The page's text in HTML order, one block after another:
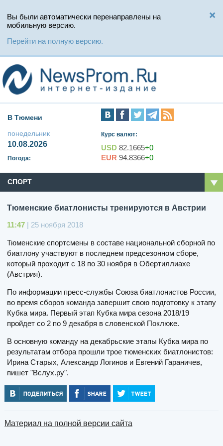
Вы были автоматически перенаправлены на
мобильную версию.
Перейти на полную версию.
В Тюмени
понедельник
10.08.2026
Погода:
Курс валют:
USD 82.1665+0
EUR 94.8366+0
СПОРТ
Тюменские биатлонисты тренируются в Австрии
11:47 | 25 ноября 2018
Тюменские спортсмены в составе национальной сборной по
биатлону участвуют в последнем предсезонном сборе,
который проходит с 18 по 30 ноября в Обертиллиахе
(Австрия).
По информации пресс-службы Союза биатлонистов России,
во время сборов команда завершит свою подготовку к этапу
Кубка мира. Первый этап Кубка мира сезона 2018/19
пройдет со 2 по 9 декабря в словенской Поклюке.
В основную команду на декабрьские этапы Кубка мира по
результатам отбора прошли трое тюменских биатлонистов:
Ирина Старых, Александр Логинов и Евгений Гараничев,
пишет "Вслух.ру".
Материал на полной версии сайта